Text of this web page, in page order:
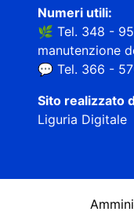
Numeri utili:
🌿 Tel. 348 -
manutenzione
💬 Tel. 366 -
Sito realizzato
Liguria Digitale